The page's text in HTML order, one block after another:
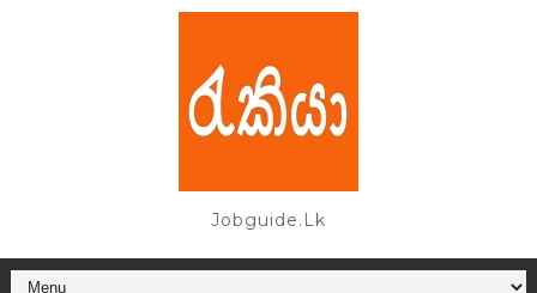
Jobguide.lk